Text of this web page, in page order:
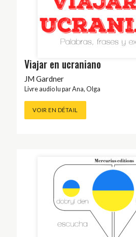
Viajar en ucraniano
JM Gardner
Livre audio lu parAna, Olga
VOIR EN DÉTAIL